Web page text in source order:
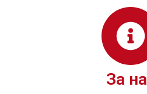
За